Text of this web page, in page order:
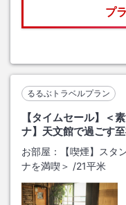
プ
るるぶトラベルプラン
【タイムセール】＜
ナ】天文館で過ごす
お部屋：
【喫煙】スタ
ナを満喫＞ /21平米